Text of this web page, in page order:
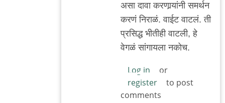
असा दावा करणार्‍यांनी समर्थन
करणं निराळं. वाईट वाटलं. ती
प्रसिद्ध भीतीही वाटली, हे
वेगळं सांगायला नकोच.
Log in
or
register
to post
comments